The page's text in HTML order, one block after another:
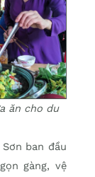
ăn cho du
ban đầu
gàng, vệ